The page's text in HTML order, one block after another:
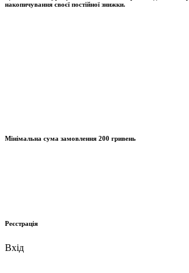
накопичування своєї постійної знижки.
Мінімальна сума замовлення 200 гривень
Реєстрація
Вхід